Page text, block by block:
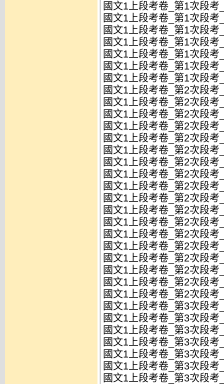
國文1上段考卷_第1次段
國文1上段考卷_第1次段
國文1上段考卷_第1次段
國文1上段考卷_第1次段
國文1上段考卷_第1次段
國文1上段考卷_第1次段考
國文1上段考卷_第1次段考
國文1上段考卷_第2次段
國文1上段考卷_第2次段
國文1上段考卷_第2次段
國文1上段考卷_第2次段
國文1上段考卷_第2次段
國文1上段考卷_第2次段
國文1上段考卷_第2次段
國文1上段考卷_第2次段
國文1上段考卷_第2次段
國文1上段考卷_第2次段
國文1上段考卷_第2次段
國文1上段考卷_第2次段
國文1上段考卷_第2次段
國文1上段考卷_第2次段
國文1上段考卷_第2次段
國文1上段考卷_第2次段
國文1上段考卷_第2次段考
國文1上段考卷_第2次段考
國文1上段考卷_第3次段
國文1上段考卷_第3次段
國文1上段考卷_第3次段
國文1上段考卷_第3次段
國文1上段考卷_第3次段
國文1上段考卷_第3次段
國文1上段考卷_第3次段